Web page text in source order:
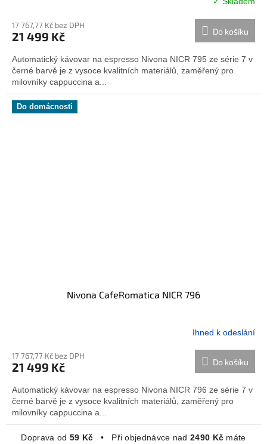
17 767,77 Kč bez DPH
21 499 Kč Do košíku
Automatický kávovar na espresso Nivona NICR 795 ze série 7 v
černé barvě je z vysoce kvalitních materiálů, zaměřený pro
milovníky cappuccina a...
Do domácnosti
Nivona CafeRomatica NICR 796
Ihned k odeslání
17 767,77 Kč bez DPH
21 499 Kč Do košíku
Automatický kávovar na espresso Nivona NICR 796 ze série 7 v
černé barvě je z vysoce kvalitních materiálů, zaměřený pro
milovníky cappuccina a...
Doprava od 59 Kč • Při objednávce nad 2490 Kč máte